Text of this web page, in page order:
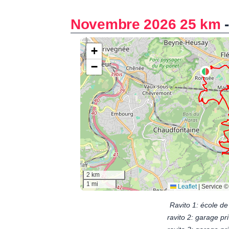
Novembre 2026 25 km
Ravito 1: école
ravito 2: garage